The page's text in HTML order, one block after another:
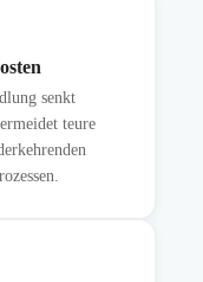
senkt
teure